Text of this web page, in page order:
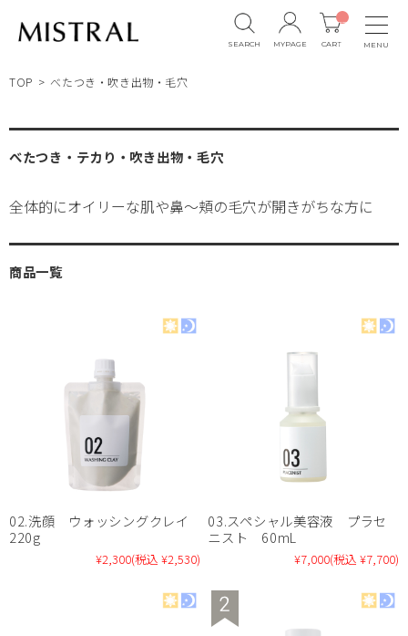
SEARCH MYPAGE
__
IT
M_
CART
TOP べたつき・吹き出物・毛穴
べたつき・テカり・吹き出物・毛穴
全体的にオイリーな肌や鼻～頬の毛穴が開きがちな方に
商品一覧
02.洗顔 ウォッシングクレイ
220g
¥2,300(税込 ¥2,530)
03.スペシャル美容液 プラセ
ニスト 60mL
¥7,000(税込 ¥7,700)
MENU